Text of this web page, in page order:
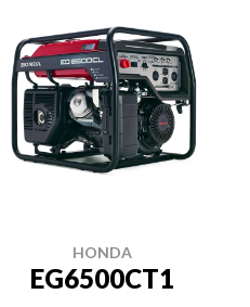
HONDA
EG6500CT1